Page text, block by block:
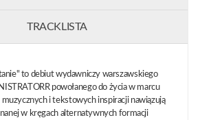
TRACKLISTA
to debiut wydawniczy warszawskiego
powołanego do życia w marcu
i tekstowych inspiracji nawiązują
w kręgach alternatywnych formacji